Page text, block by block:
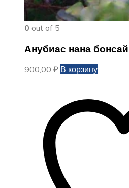
0 out of 5
Анубиас нана бонсай
900,00 ₽ В корзину